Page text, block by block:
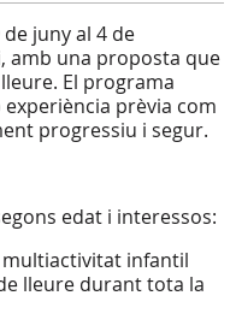
juny al 4 de
amb una proposta que
El programa
prèvia com
progressiu i segur.
edat i interessos:
multiactivitat infantil
lleure durant tota la